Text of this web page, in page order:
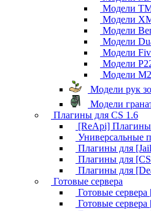
Модели
Модели
Модели
Модели
Модели
Модели
Модели
Модели рук
Модели
Плагины для CS 1.6
[ReApi] Плагины
Универсальные
Плагины для
Плагины для
Плагины для
Готовые сервера
Готовые
Готовые